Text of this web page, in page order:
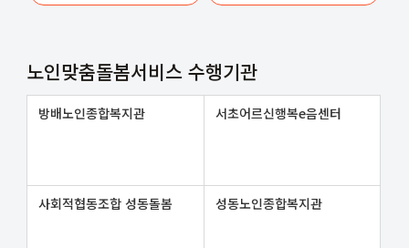
노인맞춤돌봄서비스 수행기관
방배노인종합복지관 서초어르신행복e음센터
사회적협동조합 성동돌봄 성동노인종합복지관